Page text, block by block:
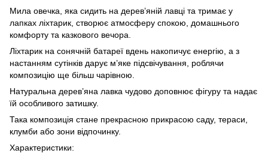
Мила овечка, яка сидить на дерев’яній лавці та тримає у
лапках ліхтарик, створює атмосферу спокою, домашнього
комфорту та казкового вечора.
Ліхтарик на сонячній батареї вдень накопичує енергію, а з
настанням сутінків дарує м’яке підсвічування, роблячи
композицію ще більш чарівною.
Натуральна дерев’яна лавка чудово доповнює фігуру та надає
їй особливого затишку.
Така композиція стане прекрасною прикрасою саду, тераси,
клумби або зони відпочинку.
Характеристики: